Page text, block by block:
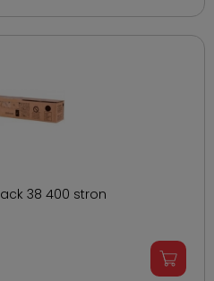
38 400 stron